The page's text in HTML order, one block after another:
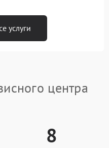
услуги
центра
8